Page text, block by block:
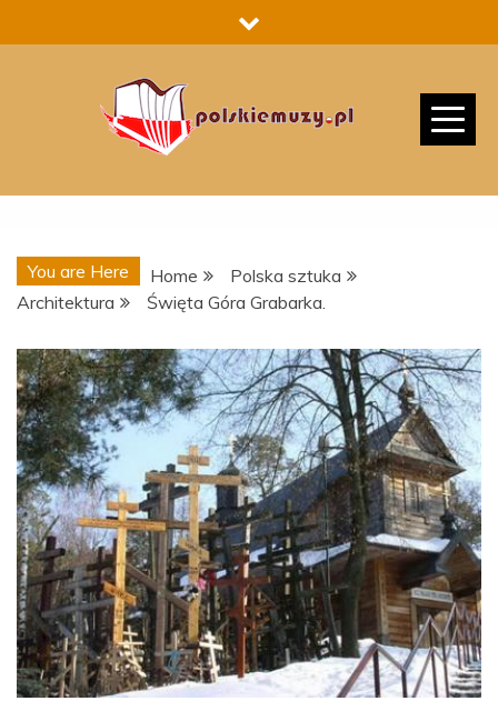
to
You are Here Home
Polska sztuka
Architektura
Święta Góra Grabarka.